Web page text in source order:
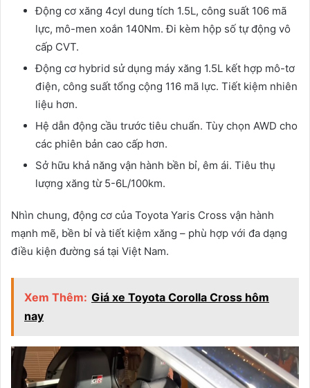
Động cơ xăng 4cyl dung tích 1.5L, công suất 106 mã
lực, mô-men xoắn 140Nm. Đi kèm hộp số tự động vô
cấp CVT.
Động cơ hybrid sử dụng máy xăng 1.5L kết hợp mô-tơ
điện, công suất tổng cộng 116 mã lực. Tiết kiệm nhiên
liệu hơn.
Hệ dẫn động cầu trước tiêu chuẩn. Tùy chọn AWD cho
các phiên bản cao cấp hơn.
Sở hữu khả năng vận hành bền bỉ, êm ái. Tiêu thụ
lượng xăng từ 5-6L/100km.
Nhìn chung, động cơ của Toyota Yaris Cross vận hành
mạnh mẽ, bền bỉ và tiết kiệm xăng – phù hợp với đa dạng
điều kiện đường sá tại Việt Nam.
Xem Thêm: Giá xe Toyota Corolla Cross hôm
nay